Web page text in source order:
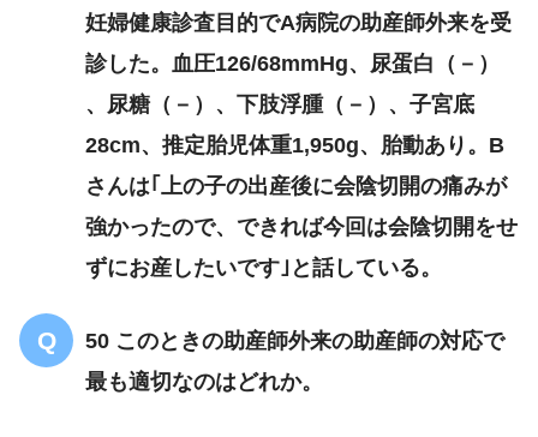
妊婦健康診査目的でA病院の助産師外来を受
診した。血圧126/68mmHg、尿蛋白（－）
、尿糖（－）、下肢浮腫（－）、子宮底
28cm、推定胎児体重1,950g、胎動あり。B
さんは｢上の子の出産後に会陰切開の痛みが
強かったので、できれば今回は会陰切開をせ
ずにお産したいです｣と話している。
50 このときの助産師外来の助産師の対応で
最も適切なのはどれか。